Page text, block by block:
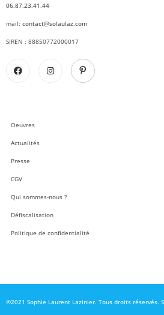
06.87.23.41.44
mail: contact@solaulaz.com
SIREN : 88850772000017
Oeuvres
Actualités
Presse
CGV
Qui sommes-nous ?
Défiscalisation
Politique de confidentialité
©2021 Sophie Laurent Lazinier. Tous droits réservés.